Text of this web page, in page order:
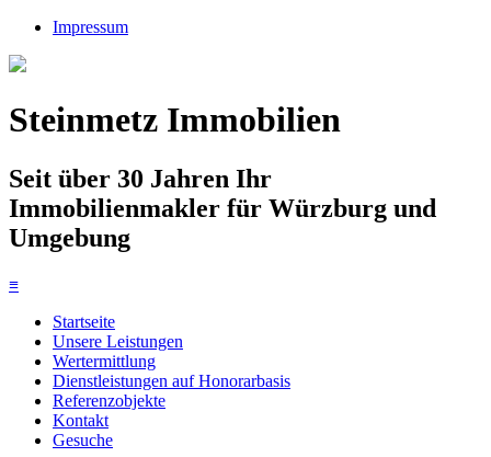
Impressum
Steinmetz Immobilien
Seit über 30 Jahren Ihr
Immobilienmakler für Würzburg und
Umgebung
≡
Startseite
Unsere Leistungen
Wertermittlung
Dienstleistungen auf Honorarbasis
Referenzobjekte
Kontakt
Gesuche